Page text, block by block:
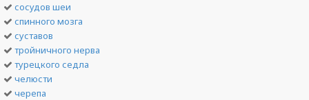
сосудов шеи
спинного мозга
суставов
тройничного нерва
турецкого седла
челюсти
черепа